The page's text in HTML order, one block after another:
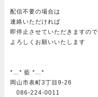
配信不要の場合は
連絡いただければ
即停止させていただきますので
よろしくお願いいたします
*…* 藍 *…*
岡山市表町3丁目9-26
086-224-0011